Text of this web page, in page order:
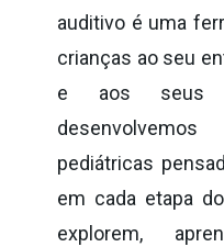
auditivo é uma
crianças ao seu
e aos seus
pediátricas
em cada etapa
explorem,